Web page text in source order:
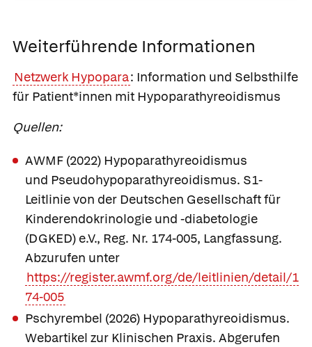
Weiterführende Informationen
Netzwerk Hypopara: Information und Selbsthilfe
für Patient*innen mit Hypoparathyreoidismus
Quellen:
AWMF (2022) Hypoparathyreoidismus
und Pseudohypoparathyreoidismus. S1-
Leitlinie von der Deutschen Gesellschaft für
Kinderendokrinologie und -diabetologie
(DGKED) e.V., Reg. Nr. 174-005, Langfassung.
Abzurufen unter
https://register.awmf.org/de/leitlinien/detail/1
74-005
Pschyrembel (2026) Hypoparathyreoidismus.
Webartikel zur Klinischen Praxis. Abgerufen